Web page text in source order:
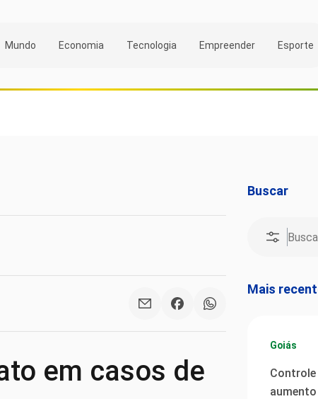
Mundo Economia Tecnologia Empreender Esporte
em casos de
Buscar
Mais
Goiás